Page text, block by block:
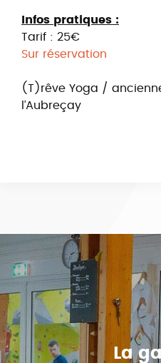
Infos pratiques :
Tarif : 25€
Sur réservation
(T)rêve Yoga /
l’Aubreçay
La